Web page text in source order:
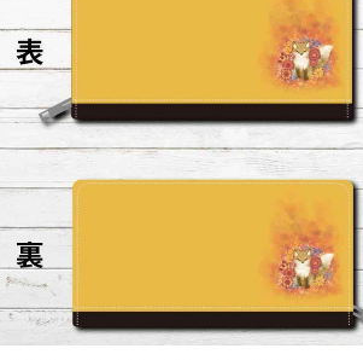
ズ ロングウォレットト タイトル：またね 作：
みふる